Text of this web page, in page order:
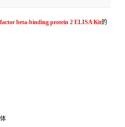
beta-binding protein 2 ELISA Kit的